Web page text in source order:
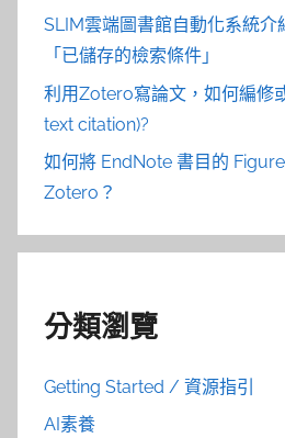
SLIM雲端圖書館自動化系統介
「已儲存的檢索條件」
利用Zotero寫論文，如何編修
text citation)?
如何將 EndNote 書目的
Zotero？
分類瀏覽
Getting Started / 資源指引
AI素養